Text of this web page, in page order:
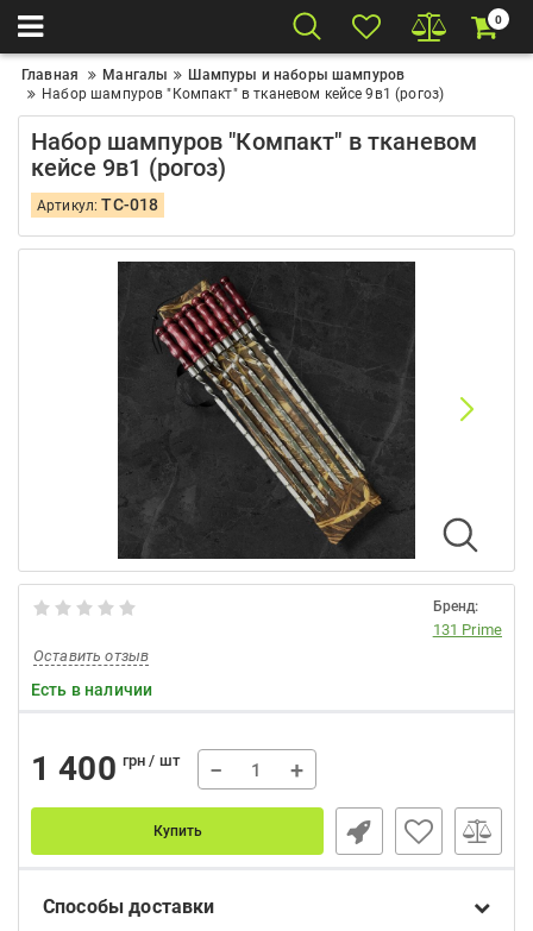
0
Главная Мангалы
Шампуры и наборы шампуров
Набор шампуров "Компакт" в тканевом кейсе 9в1 (рогоз)
Набор шампуров "Компакт" в тканевом
кейсе 9в1 (рогоз)
Артикул:TC-018
Бренд:
131 Prime
Оставить отзыв
Есть в наличии
1 400 грн / шт − +
Купить
Способы доставки